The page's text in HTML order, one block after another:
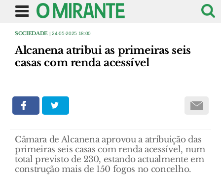
SOCIEDADE | 24-05-2025 18:00
Alcanena atribui as primeiras seis
casas com renda acessível
Câmara de Alcanena aprovou a atribuição das
primeiras seis casas com renda acessível, num
total previsto de 230, estando actualmente em
construção mais de 150 fogos no concelho.